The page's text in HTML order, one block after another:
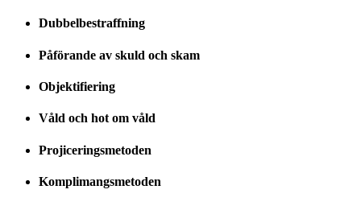
Dubbelbestraffning
Påförande av skuld och skam
Objektifiering
Våld och hot om våld
Projiceringsmetoden
Komplimangsmetoden